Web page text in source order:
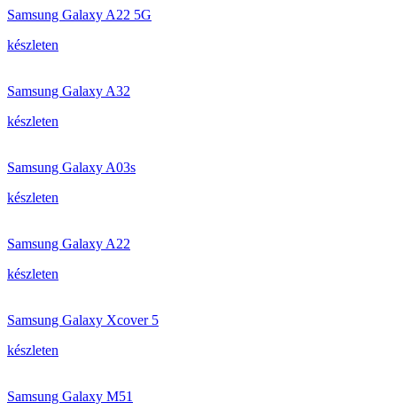
Samsung Galaxy A22 5G
készleten
Samsung Galaxy A32
készleten
Samsung Galaxy A03s
készleten
Samsung Galaxy A22
készleten
Samsung Galaxy Xcover 5
készleten
Samsung Galaxy M51